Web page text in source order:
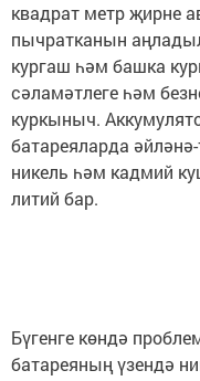
квадрат метр җирне
пычратканын
кургаш һәм башка
сәламәтлеге һәм
куркыныч.
батареяларда
никель һәм кадмий
литий бар.
Бүгенге көндә
батареяның үзендә